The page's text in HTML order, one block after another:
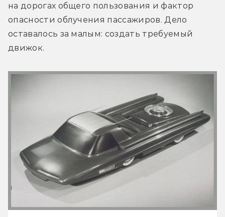
на дорогах общего пользования и фактор
опасности облучения пассажиров. Дело
оставалось за малым: создать требуемый
движок.